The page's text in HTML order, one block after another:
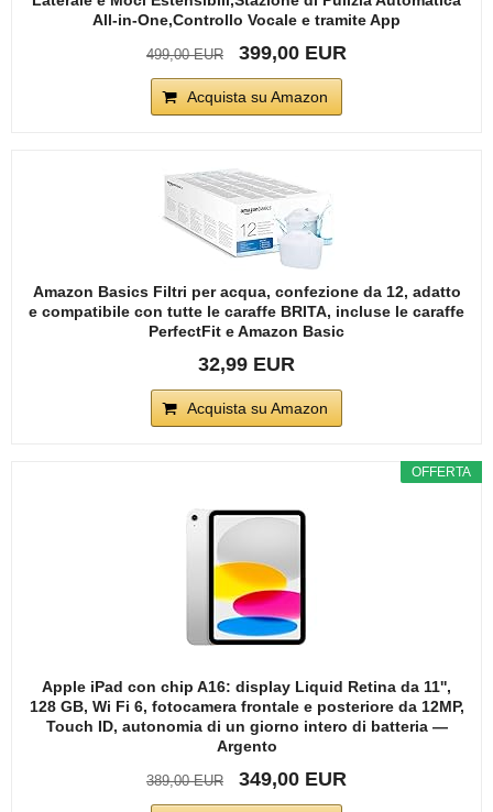
All-in-One,Controllo Vocale e tramite App
499,00 EUR 399,00 EUR
Acquista su Amazon
Amazon Basics Filtri per acqua, confezione da 12, adatto
e compatibile con tutte le caraffe BRITA, incluse le caraffe
PerfectFit e Amazon Basic
32,99 EUR
Acquista su Amazon
OFFERTA
Apple iPad con chip A16: display Liquid Retina da 11'',
128 GB, Wi Fi 6, fotocamera frontale e posteriore da 12MP,
Touch ID, autonomia di un giorno intero di batteria —
Argento
389,00 EUR 349,00 EUR